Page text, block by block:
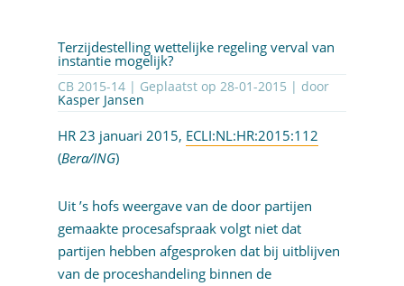
Terzijdestelling wettelijke regeling verval van
instantie mogelijk?
CB 2015-14 | Geplaatst op 28-01-2015 | door
Kasper Jansen
HR 23 januari 2015, ECLI:NL:HR:2015:112
(Bera/ING)
Uit ’s hofs weergave van de door partijen
gemaakte procesafspraak volgt niet dat
partijen hebben afgesproken dat bij uitblijven
van de proceshandeling binnen de